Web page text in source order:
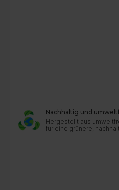
Nachhaltig und
Hergestellt aus
für eine grünere,